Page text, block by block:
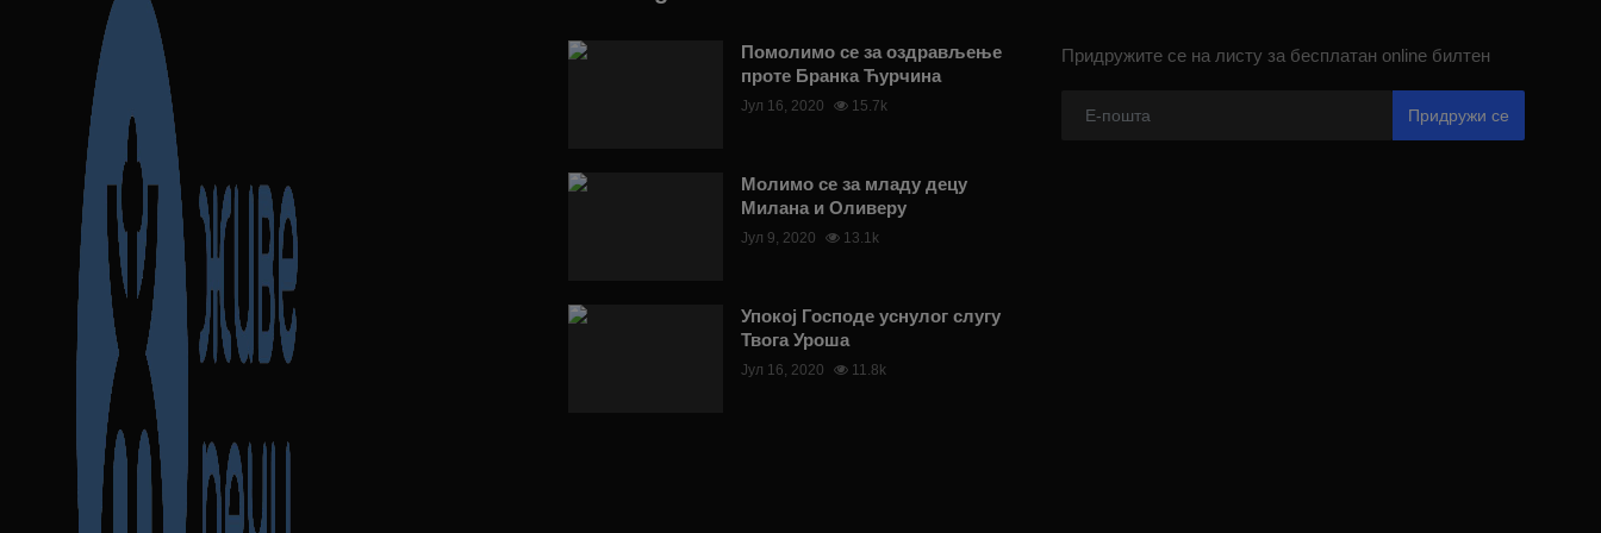
Помолимо се за оздрављење
проте Бранка Ћурчина
Јул 16, 2020 15.7k
Молимо се за младу децу
Милана и Оливеру
Јул 9, 2020 13.1k
Упокој Господе уснулог слугу
Твога Уроша
Јул 16, 2020 11.8k
Придружите се на листу за бесплатан online билтен
Придружи се